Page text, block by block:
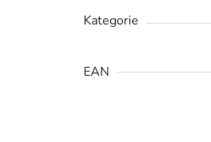
Kategorie
EAN